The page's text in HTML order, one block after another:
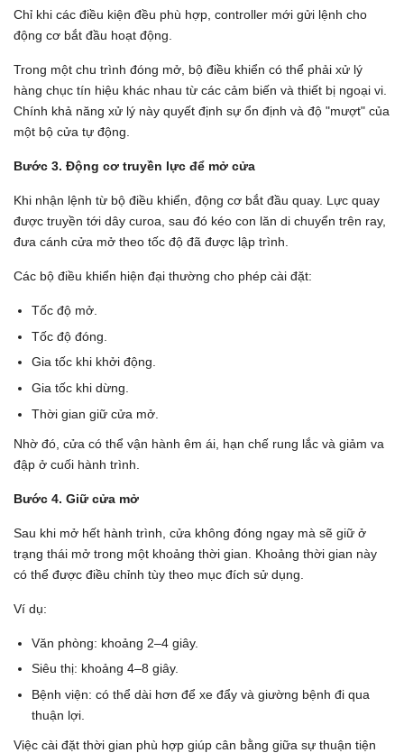
Chỉ khi các điều kiện đều phù hợp, controller mới gửi lệnh cho
động cơ bắt đầu hoạt động.
Trong một chu trình đóng mở, bộ điều khiển có thể phải xử lý
hàng chục tín hiệu khác nhau từ các cảm biến và thiết bị ngoại vi.
Chính khả năng xử lý này quyết định sự ổn định và độ "mượt" của
một bộ cửa tự động.
Bước 3. Động cơ truyền lực để mở cửa
Khi nhận lệnh từ bộ điều khiển, động cơ bắt đầu quay. Lực quay
được truyền tới dây curoa, sau đó kéo con lăn di chuyển trên ray,
đưa cánh cửa mở theo tốc độ đã được lập trình.
Các bộ điều khiển hiện đại thường cho phép cài đặt:
Tốc độ mở.
Tốc độ đóng.
Gia tốc khi khởi động.
Gia tốc khi dừng.
Thời gian giữ cửa mở.
Nhờ đó, cửa có thể vận hành êm ái, hạn chế rung lắc và giảm va
đập ở cuối hành trình.
Bước 4. Giữ cửa mở
Sau khi mở hết hành trình, cửa không đóng ngay mà sẽ giữ ở
trạng thái mở trong một khoảng thời gian. Khoảng thời gian này
có thể được điều chỉnh tùy theo mục đích sử dụng.
Ví dụ:
Văn phòng: khoảng 2–4 giây.
Siêu thị: khoảng 4–8 giây.
Bệnh viện: có thể dài hơn để xe đẩy và giường bệnh đi qua
thuận lợi.
Việc cài đặt thời gian phù hợp giúp cân bằng giữa sự thuận tiện